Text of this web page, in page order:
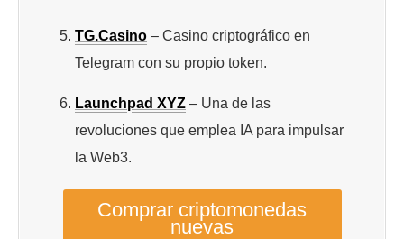
TG.Casino – Casino criptográfico en
Telegram con su propio token.
Launchpad XYZ – Una de las
revoluciones que emplea IA para impulsar
la Web3.
Comprar criptomonedas
nuevas